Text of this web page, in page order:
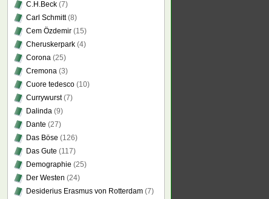
C.H.Beck (7)
Carl Schmitt(8)
Cem Özdemir (15)
Cheruskerpark (4)
Corona (25)
Cremona (3)
Cuore tedesco (10)
Currywurst(7)
Dalinda (9)
Dante (27)
Das Böse (126)
Das Gute (117)
Demographie (25)
Der Westen (24)
Desiderius Erasmus von Rotterdam (7)